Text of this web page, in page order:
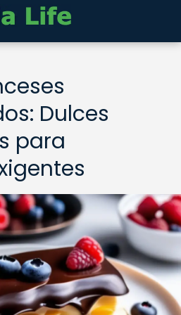
Dulces
para